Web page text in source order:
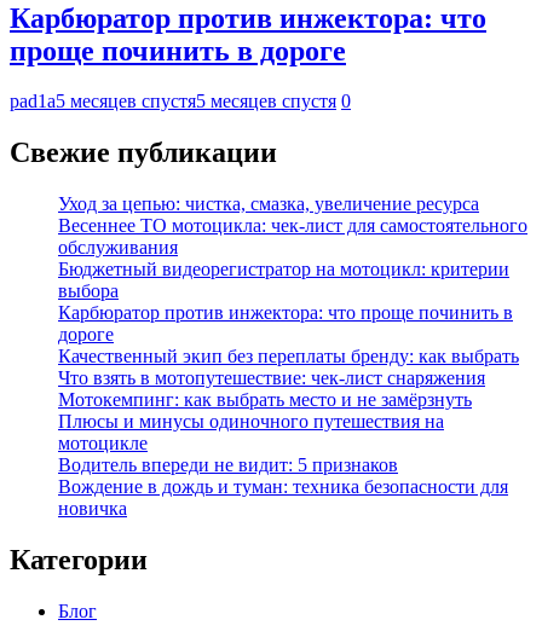
Карбюратор против инжектора: что
проще починить в дороге
pad1a5 месяцев спустя5 месяцев спустя 0
Свежие публикации
Уход за цепью: чистка, смазка, увеличение ресурса
Весеннее ТО мотоцикла: чек-лист для самостоятельного
обслуживания
Бюджетный видеорегистратор на мотоцикл: критерии
выбора
Карбюратор против инжектора: что проще починить в
дороге
Качественный экип без переплаты бренду: как выбрать
Что взять в мотопутешествие: чек-лист снаряжения
Мотокемпинг: как выбрать место и не замёрзнуть
Плюсы и минусы одиночного путешествия на
мотоцикле
Водитель впереди не видит: 5 признаков
Вождение в дождь и туман: техника безопасности для
новичка
Категории
Блог